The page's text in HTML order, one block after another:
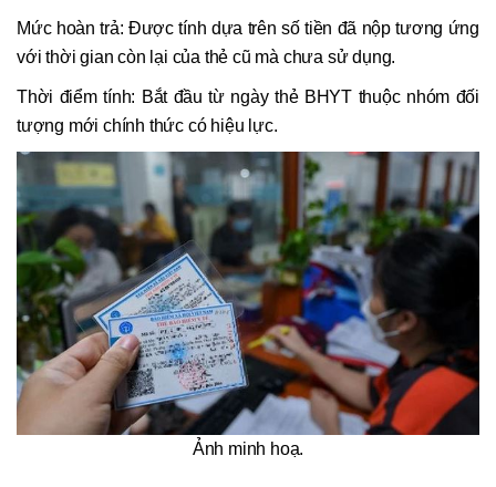
Mức hoàn trả: Được tính dựa trên số tiền đã nộp tương ứng
với thời gian còn lại của thẻ cũ mà chưa sử dụng.
Thời điểm tính: Bắt đầu từ ngày thẻ BHYT thuộc nhóm đối
tượng mới chính thức có hiệu lực.
Ảnh minh hoạ.